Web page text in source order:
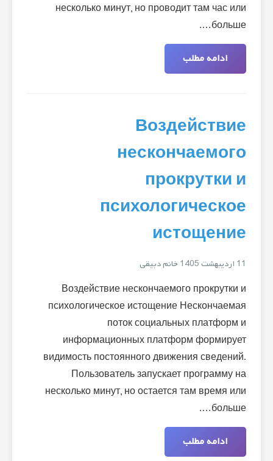
несколько минут, но проводит там час или
больше….
ادامه مطلب
Воздействие
нескончаемого
прокрутки и
психологическое
истощение
11 اردیبهشت 1405 خانم دبیقی
Воздействие нескончаемого прокрутки и
психологическое истощение Нескончаемая
поток социальных платформ и
информационных платформ формирует
видимость постоянного движения сведений.
Пользователь запускает программу на
несколько минут, но остается там время или
больше….
ادامه مطلب